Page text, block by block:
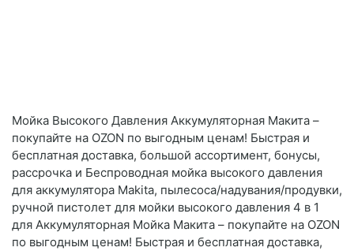
Мойка Высокого Давления Аккумуляторная Макита –
покупайте на OZON по выгодным ценам! Быстрая и
бесплатная доставка, большой ассортимент, бонусы,
рассрочка и Беспроводная мойка высокого давления
для аккумулятора Makita, пылесоса/надувания/продувки,
ручной пистолет для мойки высокого давления 4 в 1
для Аккумуляторная Мойка Макита – покупайте на OZON
по выгодным ценам! Быстрая и бесплатная доставка,